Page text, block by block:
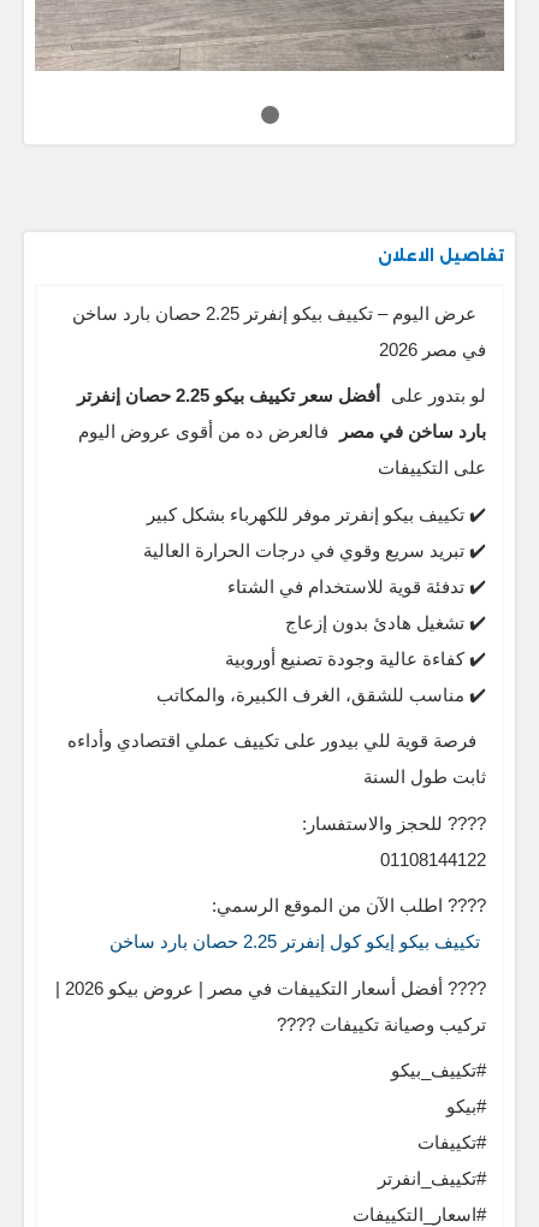
تفاصيل الاعلان
عرض اليوم – تكييف بيكو إنفرتر 2.25 حصان بارد ساخن
في مصر 2026
لو بتدور على
أفضل سعر تكييف بيكو 2.25 حصان إنفرتر
بارد ساخن في مصر
فالعرض ده من أقوى عروض اليوم
على التكييفات
✔️ تكييف بيكو إنفرتر موفر للكهرباء بشكل كبير
✔️ تبريد سريع وقوي في درجات الحرارة العالية
✔️ تدفئة قوية للاستخدام في الشتاء
✔️ تشغيل هادئ بدون إزعاج
✔️ كفاءة عالية وجودة تصنيع أوروبية
✔️ مناسب للشقق، الغرف الكبيرة، والمكاتب
فرصة قوية للي بيدور على تكييف عملي اقتصادي وأداءه
ثابت طول السنة
???? للحجز والاستفسار:
01108144122
???? اطلب الآن من الموقع الرسمي:
تكييف بيكو إيكو كول إنفرتر 2.25 حصان بارد ساخن
???? أفضل أسعار التكييفات في مصر | عروض بيكو 2026 |
تركيب وصيانة تكييفات ????
#تكييف_بيكو
#بيكو
#تكييفات
#تكييف_انفرتر
#اسعار_التكييفات